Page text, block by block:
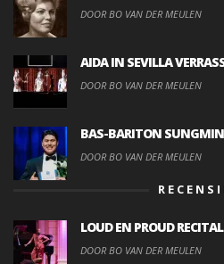
DOOR BO VAN DER MEULEN
AIDA IN SEVILLA
DOOR BO VAN DER MEULEN
BAS-BARITON SUNGMIN
DOOR BO VAN DER MEULEN
LOUD EN PROUD
DOOR BO VAN DER MEULEN